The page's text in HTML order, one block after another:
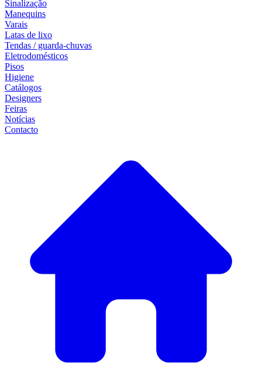
Sinalização
Manequins
Varais
Latas de lixo
Tendas / guarda-chuvas
Eletrodomésticos
Pisos
Higiene
Catálogos
Designers
Feiras
Notícias
Contacto